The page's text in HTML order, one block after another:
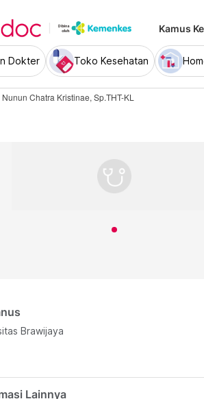
Kamus
Dokter Toko Kesehatan
Nunun Chatra Kristinae, Sp.THT-KL
Brawijaya
Lainnya